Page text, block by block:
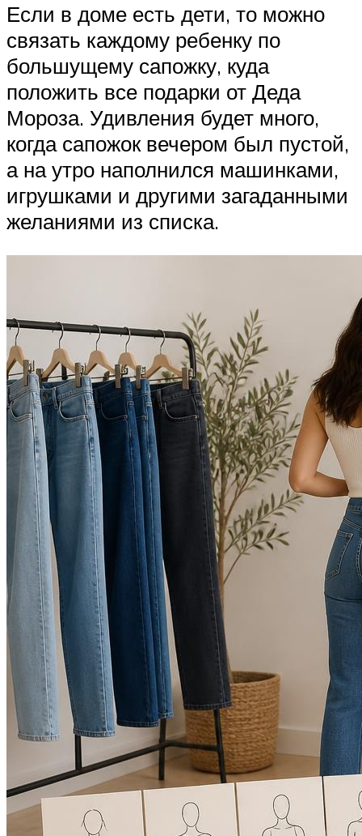
Если в доме есть дети, то можно
связать каждому ребенку по
большущему сапожку, куда
положить все подарки от Деда
Мороза. Удивления будет много,
когда сапожок вечером был пустой,
а на утро наполнился машинками,
игрушками и другими загаданными
желаниями из списка.